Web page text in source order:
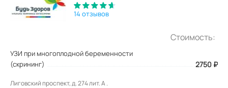
14 отзывов
Стоимость:
УЗИ при многоплодной беременности
(скрининг)
2750 ₽
Лиговский проспект, д. 274 лит. А .